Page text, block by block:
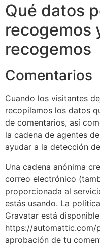
Qué datos
recogemos
recogemos
Comentarios
Cuando los visitantes
recopilamos los datos
de comentarios, así
la cadena de agentes
ayudar a la detección
Una cadena anónima
correo electrónico
proporcionada al
estás usando. La
Gravatar está
https://automattic.com/
aprobación de tu